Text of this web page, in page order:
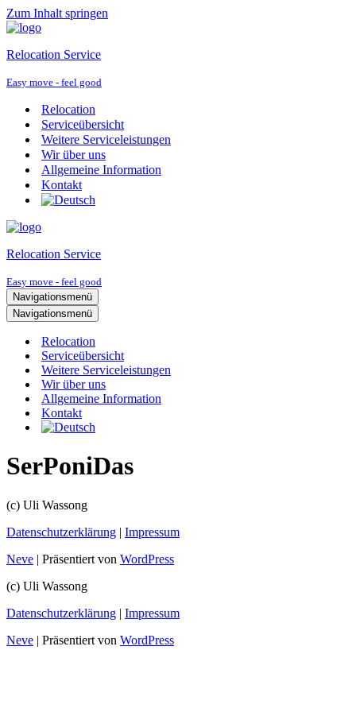
Zum Inhalt springen
Relocation Service
Easy move - feel good
Relocation
Serviceübersicht
Weitere Serviceleistungen
Wir über uns
Allgemeine Information
Kontakt
Relocation Service
Easy move - feel good
Navigationsmenü
Navigationsmenü
Relocation
Serviceübersicht
Weitere Serviceleistungen
Wir über uns
Allgemeine Information
Kontakt
SerPoniDas
(c) Uli Wassong
Datenschutzerklärung | Impressum
Neve | Präsentiert von WordPress
(c) Uli Wassong
Datenschutzerklärung | Impressum
Neve | Präsentiert von WordPress